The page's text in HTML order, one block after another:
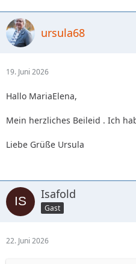
ursula68
19. Juni 2026
Hallo MariaElena,
Mein herzliches Beileid . Ich
Liebe Grüße Ursula
Isafold
Gast
22. Juni 2026